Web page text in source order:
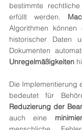
bestimmte
erfüllt werden.
Algorithmen
historischer Daten
Dokumenten
Unregelmäßigkeiten
Die Implementierung
Reduzierung der
auch eine